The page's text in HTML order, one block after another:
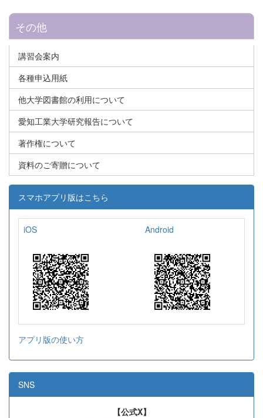
その他
講習会案内
各種申込用紙
他大学図書館の利用について
愛知工業大学研究報告について
著作権について
資料のご寄贈について
スマホアプリ版はこちら
iOS Android
アプリ版の使い方
SNS
【公式X】